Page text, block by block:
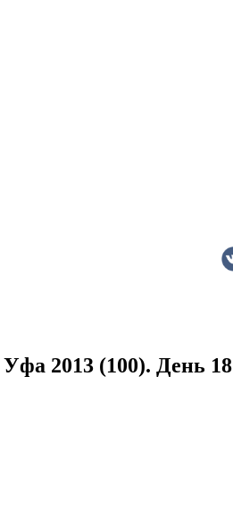
2013 (100). День 18